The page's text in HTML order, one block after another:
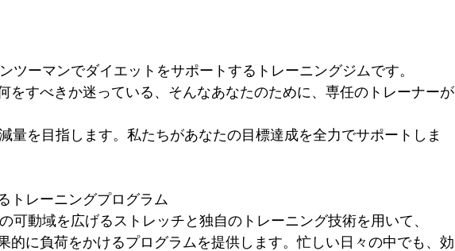
ツーマンでダイエットをサポートするトレーニングジムです。
をすべきか迷っている、そんなあなたのために、専任のトレーナーが
量を目指します。私たちがあなたの目標達成を全力でサポートしま
トレーニングプログラム
可動域を広げるストレッチと独自のトレーニング技術を用いて、
的に負荷をかけるプログラムを提供します。忙しい日々の中でも、効